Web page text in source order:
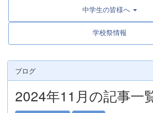
中学生の皆様へ
学校祭情報
ブログ
2024年11月の記事一